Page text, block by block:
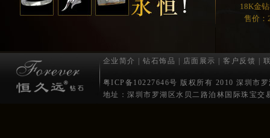
18K金
售价：
企业简介 |钻石饰品 店面展示 |客户反馈
粤ICP备10227646号 版权所有 2010 深圳市
地址：深圳市罗湖区水贝二路泊林国际珠宝